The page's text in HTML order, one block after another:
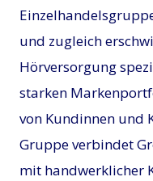
und zugleich
Hörversorgung
starken
von Kundinnen und
Gruppe verbindet
mit handwerklicher